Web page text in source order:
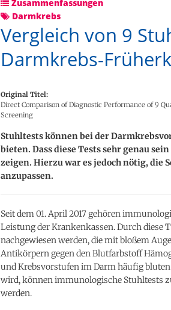
Zusammenfassungen
Darmkrebs
Vergleich von 9
Darmkrebs-
Original Titel:
Direct Comparison of Diagnostic Performance of 9
Screening
Stuhltests können bei der
bieten. Dass diese Tests sehr genau
zeigen. Hierzu war es jedoch nötig, die
anzupassen.
Seit dem 01. April 2017 gehören
Leistung der Krankenkassen. Durch diese
nachgewiesen werden, die mit bloßem
Antikörpern gegen den Blutfarbstoff
und Krebsvorstufen im Darm häufig
wird, können immunologische Stuhltests
werden.